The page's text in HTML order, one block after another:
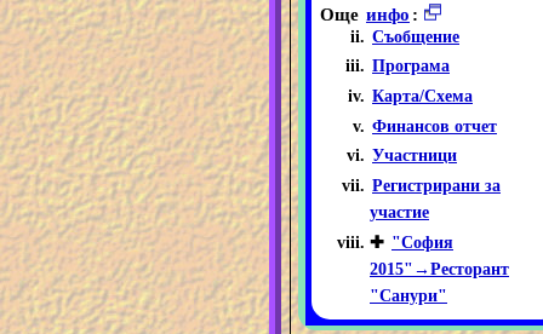
Още инфо :
Съобщение
Програма
Карта/Схема
Финансов отчет
Участници
Регистрирани за
участие
✚ "София
2015"→Ресторант
"Санури"